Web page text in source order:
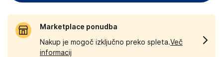
Marketplace ponudba
Nakup je mogoč izključno preko spleta.Več
informacij